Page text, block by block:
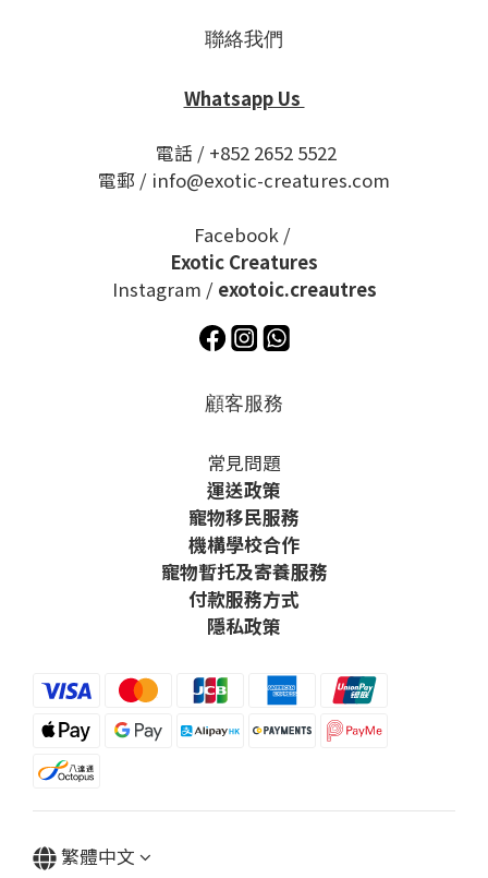
聯絡我們
Whatsapp Us
電話 / +852 2652 5522
電郵 / info@exotic-creatures.com
Facebook /
Exotic Creatures
Instagram / exotoic.creautres
顧客服務
常見問題
運送政策
寵物移民服務
機構學校合作
寵物暫托及寄養服務
付款服務方式
隱私政策
繁體中文